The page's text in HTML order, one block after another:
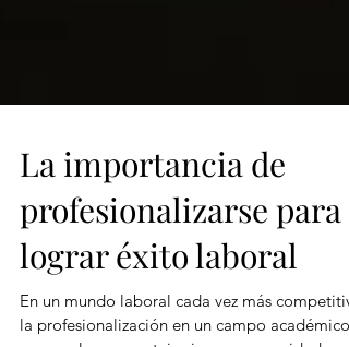
La importancia de
profesionalizarse para
lograr éxito laboral
En un mundo laboral cada vez más